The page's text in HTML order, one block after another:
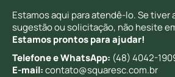
Estamos aqui para atendê-lo. Se tiver
sugestão ou solicitação, não hesite
Estamos prontos para ajudar!
Telefone e WhatsApp: (48) 4042-
E-mail:contato@squaresc.com.br